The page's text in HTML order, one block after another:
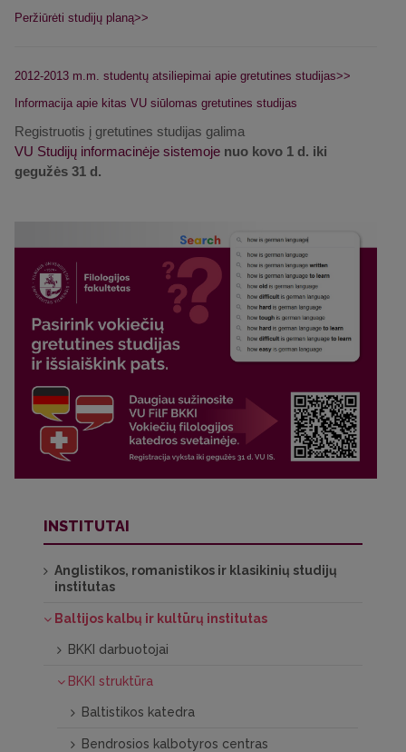
Peržiūrėti studijų planą>>
2012-2013 m.m. studentų atsiliepimai apie gretutines studijas>>
Informacija apie kitas VU siūlomas gretutines studijas
Registruotis į gretutines studijas galima
VU Studijų informacinėje sistemoje nuo kovo 1 d. iki
gegužės 31 d.
INSTITUTAI
Anglistikos, romanistikos ir klasikinių studijų
institutas
Baltijos kalbų ir kultūrų institutas
BKKI darbuotojai
BKKI struktūra
Baltistikos katedra
Bendrosios kalbotyros centras